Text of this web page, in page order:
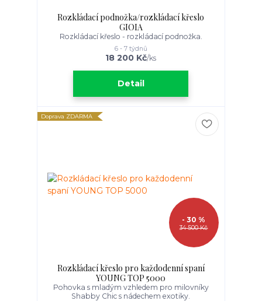
Rozkládací podnožka/rozkládací křeslo
GIOIA
Rozkládací křeslo - rozkládací podnožka.
18 200 Kč/ks
6 - 7 týdnů
Detail
Doprava ZDARMA
34 500 Kč
- 30 %
Rozkládací křeslo pro každodenní spaní
YOUNG TOP 5000
Pohovka s mladým vzhledem pro milovníky
Shabby Chic s nádechem exotiky.